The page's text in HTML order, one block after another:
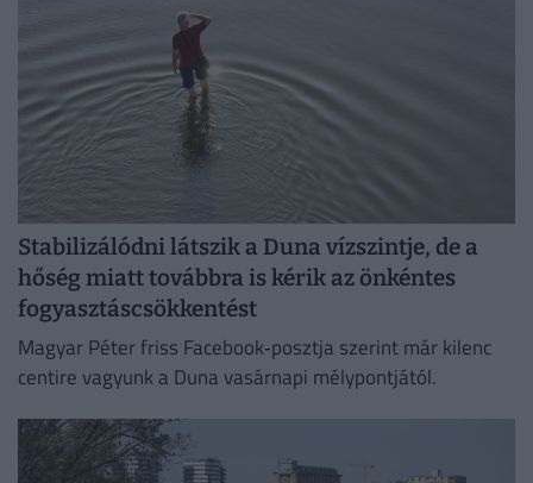
Stabilizálódni látszik a Duna vízszintje, de a
hőség miatt továbbra is kérik az önkéntes
fogyasztáscsökkentést
Magyar Péter friss Facebook‑posztja szerint már kilenc
centire vagyunk a Duna vasárnapi mélypontjától.